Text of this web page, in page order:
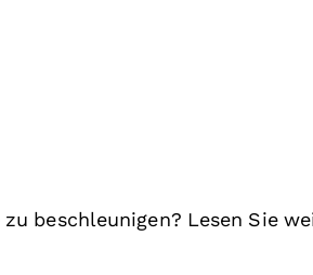
beschleunigen? Lesen Sie